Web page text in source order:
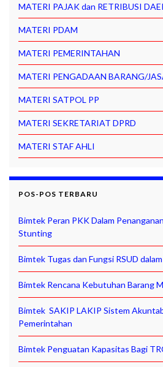
MATERI PAJAK dan RETRIBUSI
MATERI PDAM
MATERI PEMERINTAHAN
MATERI PENGADAAN BARANG/
MATERI SATPOL PP
MATERI SEKRETARIAT DPRD
MATERI STAF AHLI
POS-POS TERBARU
Bimtek Peran PKK Dalam
Stunting
Bimtek Tugas dan Fungsi RSUD
Bimtek Rencana Kebutuhan Barang
Bimtek SAKIP LAKIP Sistem
Pemerintahan
Bimtek Penguatan Kapasitas Bagi